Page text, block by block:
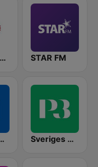
Mix Megapol STAR FM
P1 Sveriges Radio P3